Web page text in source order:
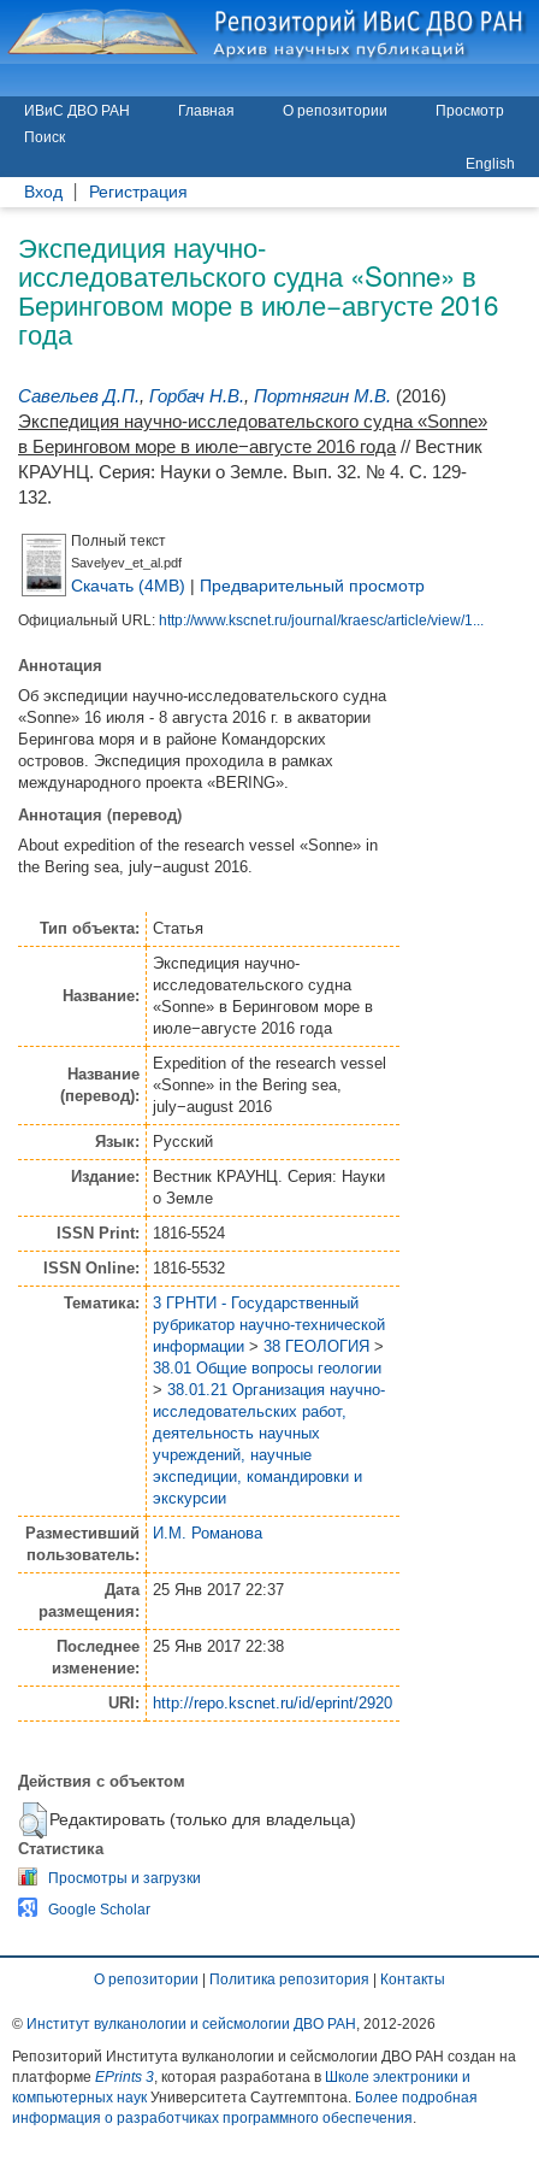
ИВиС ДВО РАН Главная О репозитории
Просмотр
Поиск
English
Вход Регистрация
Экспедиция научно-
исследовательского судна «Sonne» в
Беринговом море в июле−августе 2016
года
Савельев Д.П., Горбач Н.В., Портнягин М.В. (2016)
Экспедиция научно-исследовательского судна «Sonne»
в Беринговом море в июле−августе 2016 года // Вестник
КРАУНЦ. Серия: Науки о Земле. Вып. 32. № 4. С. 129-
132.
Полный текст
Savelyev_et_al.pdf
Скачать (4MB) | Предварительный просмотр
Официальный URL: http://www.kscnet.ru/journal/kraesc/article/view/1...
Аннотация
Об экспедиции научно-исследовательского судна
«Sonne» 16 июля - 8 августа 2016 г. в акватории
Берингова моря и в районе Командорских
островов. Экспедиция проходила в рамках
международного проекта «BERING».
Аннотация (перевод)
About expedition of the research vessel «Sonne» in
the Bering sea, july−august 2016.
Тип объекта: Статья
Название:
Экспедиция научно-
исследовательского судна
«Sonne» в Беринговом море в
июле−августе 2016 года
Название
(перевод):
Expedition of the research vessel
«Sonne» in the Bering sea,
july−august 2016
Язык:
Русский
Издание:
Вестник КРАУНЦ. Серия: Науки
о Земле
ISSN Print:
1816-5524
ISSN Online:
1816-5532
Тематика:
3 ГРНТИ - Государственный
рубрикатор научно-технической
информации > 38 ГЕОЛОГИЯ >
38.01 Общие вопросы геологии
> 38.01.21 Организация научно-
исследовательских работ,
деятельность научных
учреждений, научные
экспедиции, командировки и
экскурсии
Разместивший
пользователь:
И.М. Романова
Дата
размещения:
25 Янв 2017 22:37
Последнее
изменение:
25 Янв 2017 22:38
URI: http://repo.kscnet.ru/id/eprint/2920
Действия с объектом
Редактировать (только для владельца)
Статистика
Просмотры и загрузки
Google Scholar
О репозитории | Политика репозитория | Контакты
© Институт вулканологии и сейсмологии ДВО РАН , 2012-2026
Репозиторий Института вулканологии и сейсмологии ДВО РАН создан на
платформе EPrints 3 , которая разработана в Школе электроники и
компьютерных наук Университета Саутгемптона. Более подробная
информация о разработчиках программного обеспечения